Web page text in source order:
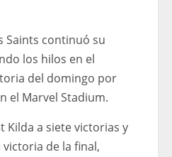
Saints continuó su
los hilos en el
del domingo por
el Marvel Stadium.
Kilda a siete victorias y
de la final,